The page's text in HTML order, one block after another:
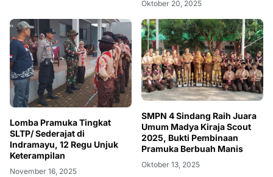
Oktober 20, 2025
Lomba Pramuka Tingkat
SLTP/ Sederajat di
Indramayu, 12 Regu Unjuk
Keterampilan
November 16, 2025
SMPN 4 Sindang Raih Juara
Umum Madya Kiraja Scout
2025, Bukti Pembinaan
Pramuka Berbuah Manis
Oktober 13, 2025